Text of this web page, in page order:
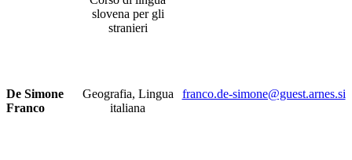
slovena per gli
stranieri
De Simone
Franco
Geografia, Lingua
italiana
franco.de-simone@guest.arnes.si